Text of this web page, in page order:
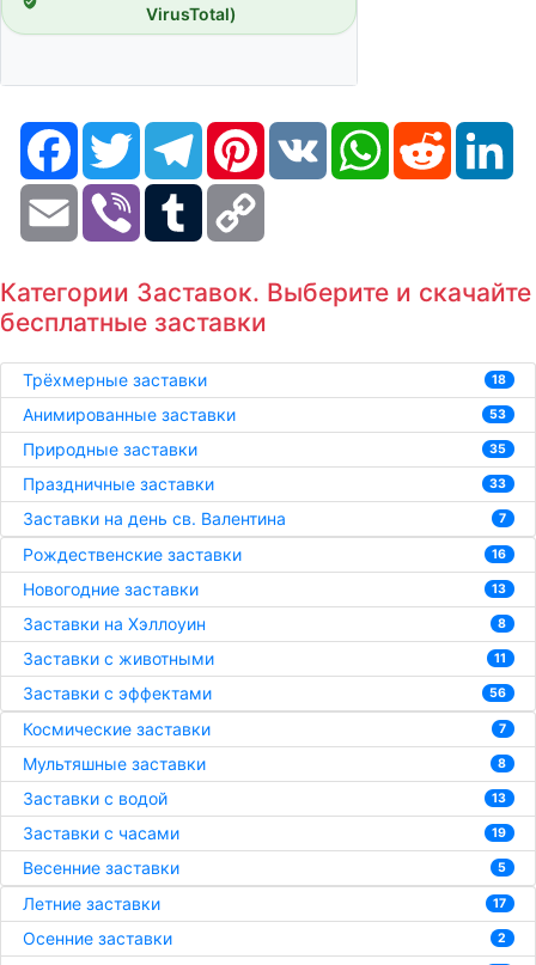
VirusTotal)
FacebookTwitter TelegramPinterestVK WhatsAppReddit
Email Viber Tumblr
Категории Заставок. Выберите и скачайте
бесплатные заставки
Трёхмерные заставки 18
Анимированные заставки 53
Природные заставки 35
Праздничные заставки 33
Заставки на день св. Валентина 7
Рождественские заставки 16
Новогодние заставки 13
Заставки на Хэллоуин 8
Заставки с животными 11
Заставки с эффектами 56
Космические заставки 7
Мультяшные заставки 8
Заставки с водой 13
Заставки с часами 19
Весенние заставки 5
Летние заставки 17
Осенние заставки 2